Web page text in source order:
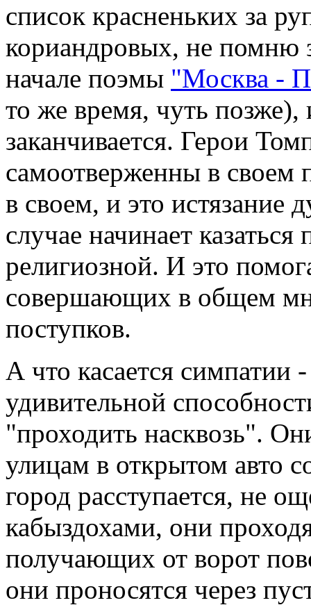
список красненьких за
кориандровых, не помню
начале поэмы "Москва -
то же время, чуть позже),
заканчивается. Герои
самоотверженны в своем
в своем, и это истязание
случае начинает
религиозной. И это
совершающих в общем
поступков.
А что касается симпатии
удивительной
"проходить насквозь".
улицам в открытом авто
город расступается, не
кабыздохами, они
получающих от ворот
они проносятся через